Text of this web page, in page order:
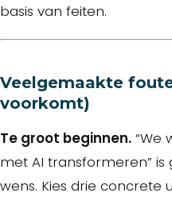
basis van feiten.
Veelgemaakte
voorkomt)
Te groot beginnen. “We
met AI transformeren”
wens. Kies drie concrete